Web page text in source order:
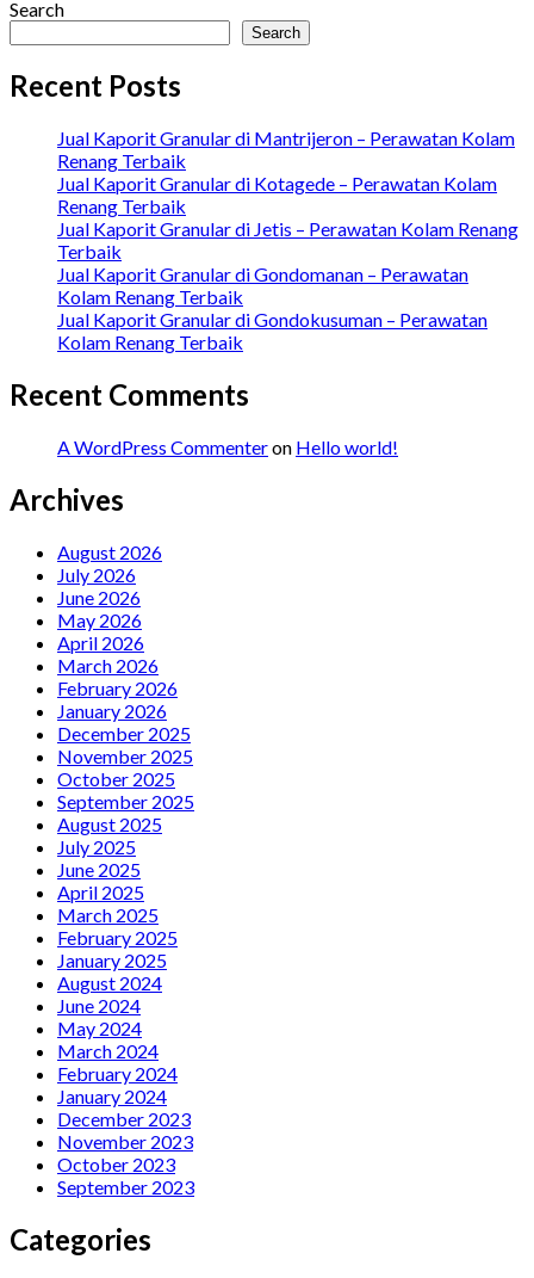
Search
Search
Recent Posts
Jual Kaporit Granular di Mantrijeron – Perawatan Kolam
Renang Terbaik
Jual Kaporit Granular di Kotagede – Perawatan Kolam
Renang Terbaik
Jual Kaporit Granular di Jetis – Perawatan Kolam Renang
Terbaik
Jual Kaporit Granular di Gondomanan – Perawatan
Kolam Renang Terbaik
Jual Kaporit Granular di Gondokusuman – Perawatan
Kolam Renang Terbaik
Recent Comments
A WordPress Commenteron Hello world!
Archives
August 2026
July 2026
June 2026
May 2026
April 2026
March 2026
February 2026
January 2026
December 2025
November 2025
October 2025
September 2025
August 2025
July 2025
June 2025
April 2025
March 2025
February 2025
January 2025
August 2024
June 2024
May 2024
March 2024
February 2024
January 2024
December 2023
November 2023
October 2023
September 2023
Categories